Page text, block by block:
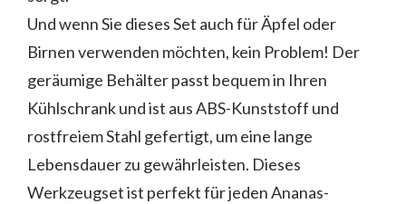
Und wenn Sie dieses Set auch für Äpfel oder
Birnen verwenden möchten, kein Problem! Der
geräumige Behälter passt bequem in Ihren
Kühlschrank und ist aus ABS-Kunststoff und
rostfreiem Stahl gefertigt, um eine lange
Lebensdauer zu gewährleisten. Dieses
Werkzeugset ist perfekt für jeden Ananas-